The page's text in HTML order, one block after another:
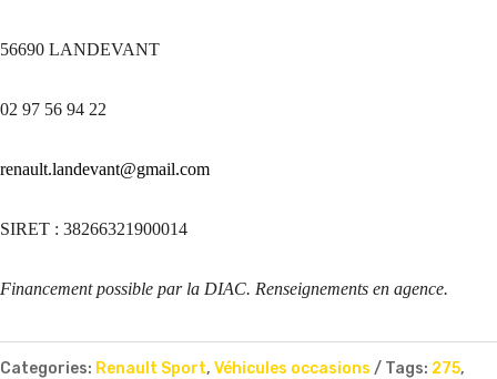
56690 LANDEVANT
02 97 56 94 22
renault.landevant@gmail.com
SIRET : 38266321900014
Financement possible par la DIAC. Renseignements en agence.
Categories: Renault Sport, Véhicules occasions Tags: 275,